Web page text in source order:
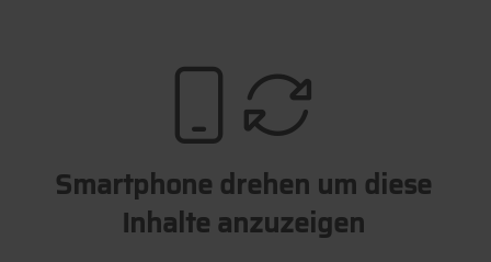
Smartphone drehen um diese
Inhalte anzuzeigen